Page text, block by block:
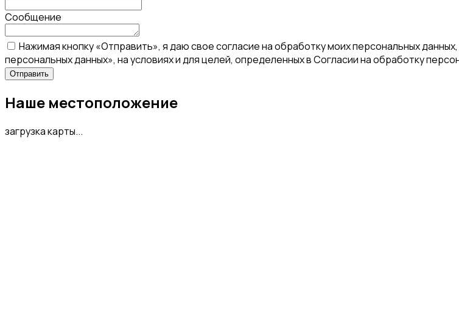
Сообщение
Нажимая кнопку «Отправить», я даю свое согласие на обработку моих персональных
персональных данных», на условиях и для целей, определенных в Согласии на обработку
Наше местоположение
загрузка карты...